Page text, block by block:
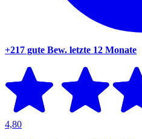
+217 gute Bew. letzte 12 Monate
4,80